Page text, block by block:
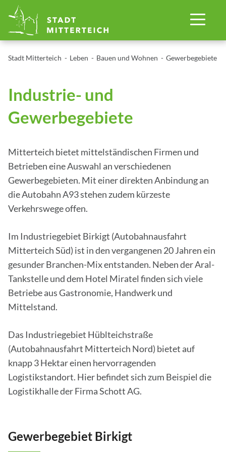
Stadt Mitterteich Leben Bauen und Wohnen Gewerbegebiete
Industrie- und
Gewerbegebiete
Mitterteich bietet mittelständischen Firmen und
Betrieben eine Auswahl an verschiedenen
Gewerbegebieten. Mit einer direkten Anbindung an
die Autobahn A93 stehen zudem kürzeste
Verkehrswege offen.
Im Industriegebiet Birkigt (Autobahnausfahrt
Mitterteich Süd) ist in den vergangenen 20 Jahren ein
gesunder Branchen-Mix entstanden. Neben der Aral-
Tankstelle und dem Hotel Miratel finden sich viele
Betriebe aus Gastronomie, Handwerk und
Mittelstand.
Das Industriegebiet Hüblteichstraße
(Autobahnausfahrt Mitterteich Nord) bietet auf
knapp 3 Hektar einen hervorragenden
Logistikstandort. Hier befindet sich zum Beispiel die
Logistikhalle der Firma Schott AG.
Gewerbegebiet Birkigt